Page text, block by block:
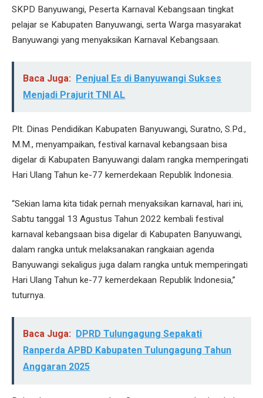
SKPD Banyuwangi, Peserta Karnaval Kebangsaan tingkat
pelajar se Kabupaten Banyuwangi, serta Warga masyarakat
Banyuwangi yang menyaksikan Karnaval Kebangsaan.
Baca Juga: Penjual Es di Banyuwangi Sukses
Menjadi Prajurit TNI AL
Plt. Dinas Pendidikan Kabupaten Banyuwangi, Suratno, S.Pd.,
M.M., menyampaikan, festival karnaval kebangsaan bisa
digelar di Kabupaten Banyuwangi dalam rangka memperingati
Hari Ulang Tahun ke-77 kemerdekaan Republik Indonesia.
“Sekian lama kita tidak pernah menyaksikan karnaval, hari ini,
Sabtu tanggal 13 Agustus Tahun 2022 kembali festival
karnaval kebangsaan bisa digelar di Kabupaten Banyuwangi,
dalam rangka untuk melaksanakan rangkaian agenda
Banyuwangi sekaligus juga dalam rangka untuk memperingati
Hari Ulang Tahun ke-77 kemerdekaan Republik Indonesia,”
tuturnya.
Baca Juga:
DPRD Tulungagung Sepakati
Ranperda APBD Kabupaten Tulungagung Tahun
Anggaran 2025